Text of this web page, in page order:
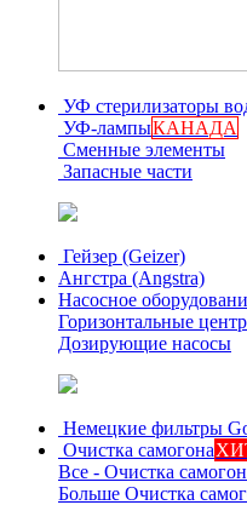
УФ стерилизаторы
УФ-лампыКАНАДА
Сменные элементы
Запасные части
Гейзер (Geizer)
Ангстра (Angstra)
Насосное
Горизонтальные
Дозирующие насосы
Немецкие фильтры
Очистка самогона
Все - Очистка
Больше Очистка